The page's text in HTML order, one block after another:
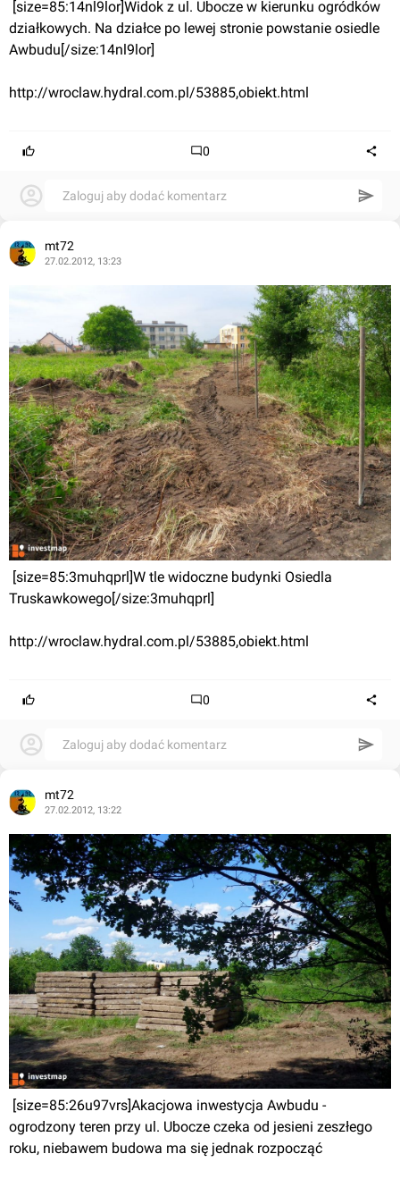
działkowych. Na działce po lewej stronie powstanie osiedle
Awbudu[/size:14nl9lor]
http://wroclaw.hydral.com.pl/53885,obiekt.html
0
Zaloguj aby dodać komentarz
mt72
27.02.2012, 13:23
Truskawkowego[/size:3muhqprl]
http://wroclaw.hydral.com.pl/53885,obiekt.html
0
Zaloguj aby dodać komentarz
mt72
27.02.2012, 13:22
ogrodzony teren przy ul. Ubocze czeka od jesieni zeszłego
roku, niebawem budowa ma się jednak rozpocząć